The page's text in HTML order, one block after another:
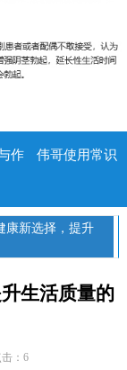
作
伟哥使用常识
康新选择，提升
生活质量的
击：6